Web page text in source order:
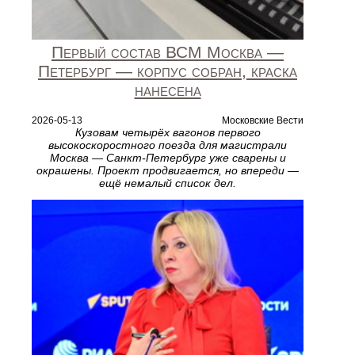
Первый состав ВСМ Москва —
Петербург — корпус собран, краска
нанесена
2026-05-13 Московские Вести
Кузовам четырёх вагонов первого
высокоскоростного поезда для магистрали
Москва — Санкт-Петербург уже сварены и
окрашены. Проект продвигается, но впереди —
ещё немалый список дел.